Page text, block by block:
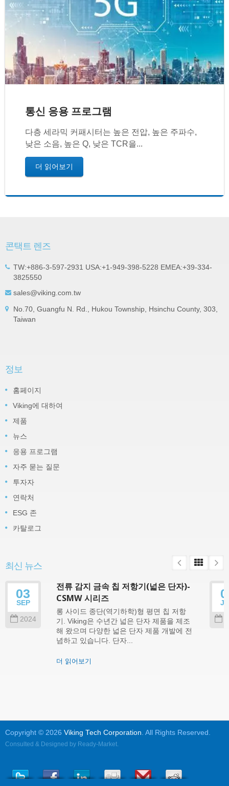
통신 응용 프로그램
다층 세라믹 커패시터는 높은 전압, 높은 주파수,
낮은 소음, 높은 Q, 낮은 TCR을...
더 읽어보기
콘택트 렌즈
TW:+886-3-597-2931 USA:+1-949-398-5228 EMEA:+39-334-
3825550
sales@viking.com.tw
No.70, Guangfu N. Rd., Hukou Township, Hsinchu County, 303,
Taiwan
정보
홈페이지
Viking에 대하여
제품
뉴스
응용 프로그램
자주 묻는 질문
투자자
연락처
ESG 존
카탈로그
최신 뉴스
03
SEP
2024
전류 감지 금속 칩 저항기(넓은 단자)-
CSMW 시리즈
롱 사이드 종단(역기하학)형 평면 칩 저항
기. Viking은 수년간 넓은 단자 제품을 제조
해 왔으며 다양한 넓은 단자 제품 개발에 전
념하고 있습니다. 단자...
더 읽어보기
Copyright © 2026 Viking Tech Corporation . All Rights Reserved.
Consulted & Designed by Ready-Market